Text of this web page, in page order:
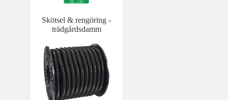
Skötsel & rengöring -
trädgårdsdamm